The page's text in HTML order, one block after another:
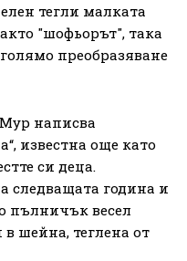
тегли малката
"шофьорът", така
преобразяване
написва
известна още като
си деца.
следващата година и
пълничък весел
в шейна, теглена от